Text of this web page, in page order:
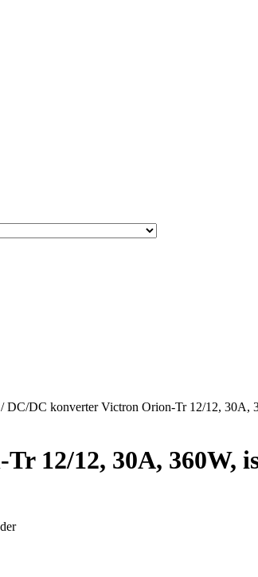
DC/DC konverter Victron Orion-Tr 12/12, 30A,
12/12, 30A, 360W,